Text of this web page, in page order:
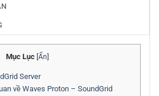
Mục Lục Ẩn
Server
về Waves Proton – SoundGrid